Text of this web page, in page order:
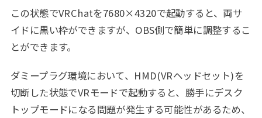
この状態でVRChatを7680×4320で起動すると、両サ
イドに黒い枠ができますが、OBS側で簡単に調整するこ
とができます。
ダミープラグ環境において、HMD(VRヘッドセット)を
切断した状態でVRモードで起動すると、勝手にデスク
トップモードになる問題が発生する可能性があるため、